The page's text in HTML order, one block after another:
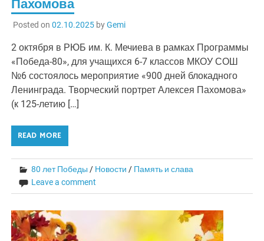
Пахомова
Posted on 02.10.2025byGemi
2 октября в РЮБ им. К. Мечиева в рамках Программы
«Победа-80», для учащихся 6-7 классов МКОУ СОШ
№6 состоялось мероприятие «900 дней блокадного
Ленинграда. Творческий портрет Алексея Пахомова»
(к 125-летию […]
READ MORE
80 лет Победы / Новости / Память и слава
Leave a comment